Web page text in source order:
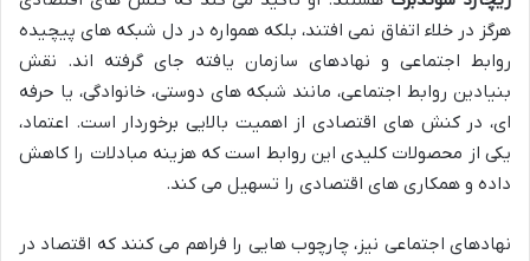
هرگز در خلاء اتفاق نمی افتند، بلکه همواره در دل شبکه های پیچیده
روابط اجتماعی و نهادهای سازمان یافته جای گرفته اند. نقش
بنیادین روابط اجتماعی، مانند شبکه های دوستی، خانوادگی، یا حرفه
ای، در کنش های اقتصادی از اهمیت بالایی برخوردار است. اعتماد،
یکی از محصولات کلیدی این روابط است که هزینه مبادلات را کاهش
داده و همکاری های اقتصادی را تسهیل می کند.
نهادهای اجتماعی نیز، چارچوب هایی را فراهم می کنند که اقتصاد در